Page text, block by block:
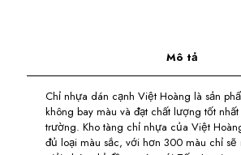
Mô tả
Chỉ nhựa dán cạnh Việt Hoàng là sản
không bay màu và đạt chất lượng tốt
trường. Kho tàng chỉ nhựa của Việt
đủ loại màu sắc, với hơn 300 màu chỉ